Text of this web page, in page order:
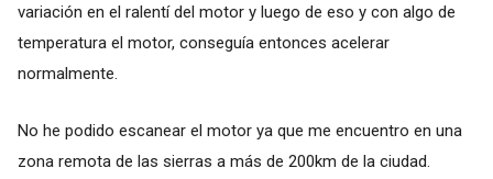
variación en el ralentí del motor y luego de eso y con algo de
temperatura el motor, conseguía entonces acelerar
normalmente.
No he podido escanear el motor ya que me encuentro en una
zona remota de las sierras a más de 200km de la ciudad.